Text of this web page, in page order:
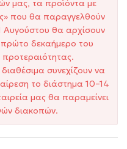
μας, τα προϊόντα με
που θα παραγγελθούν
Αυγούστου θα αρχίσουν
δεκαήμερο του
προτεραιότητας.
συνεχίζουν να
το διάστημα 10–14
μας θα παραμείνει
διακοπών.